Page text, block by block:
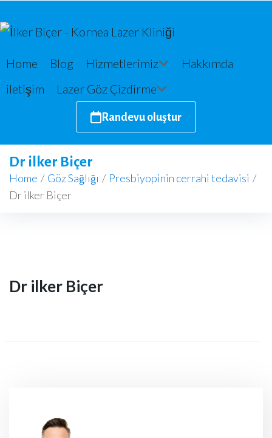
Home Blog Hizmetlerimiz
Hakkımda
iletişim
Lazer Göz Çizdirme
Randevu oluştur
Dr ilker Biçer
Home / Göz Sağlığı / Presbiyopinin cerrahi tedavisi /
Dr ilker Biçer
Dr ilker Biçer